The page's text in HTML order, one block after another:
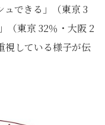
ュできる」（東京 3
（東京 32％・大阪 2
視している様子が伝